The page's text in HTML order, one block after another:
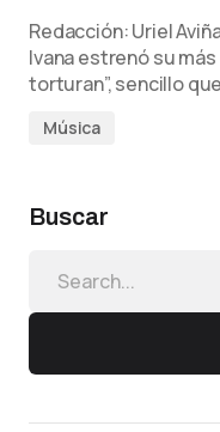
Redacción: Uriel
Ivana estrenó su
torturan”, sencillo
Música
Buscar